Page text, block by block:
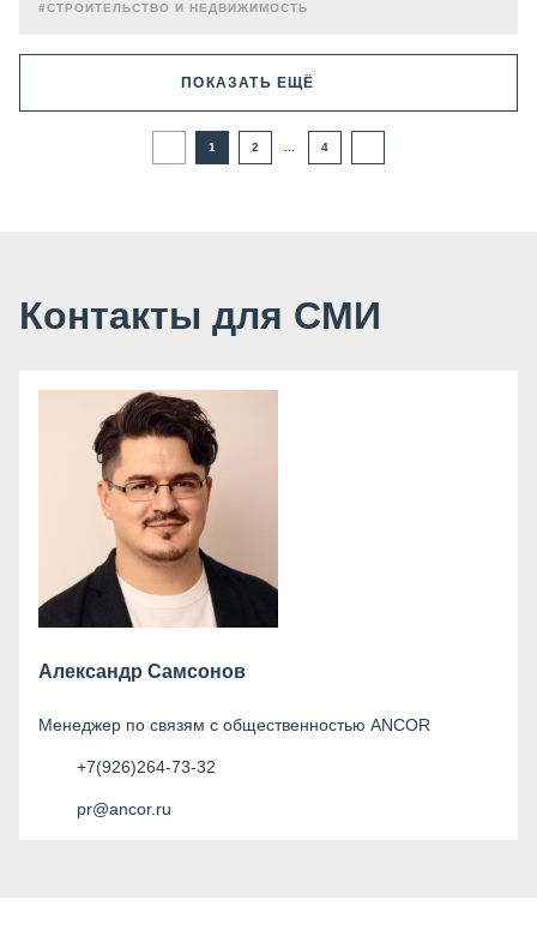
#СТРОИТЕЛЬСТВО И НЕДВИЖИМОСТЬ
ПОКАЗАТЬ ЕЩЁ
1 2 4
Контакты для СМИ
Александр Самсонов
Менеджер по связям с общественностью ANCOR
+7(926)264-73-32
pr@ancor.ru